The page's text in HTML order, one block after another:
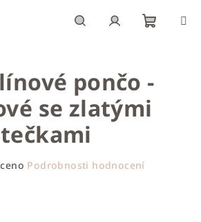
košík
pončo -
se zlatými
tečkami
Podrobnosti hodnocení